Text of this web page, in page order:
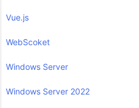
Vue.js
WebScoket
Windows Server
Windows Server 2022